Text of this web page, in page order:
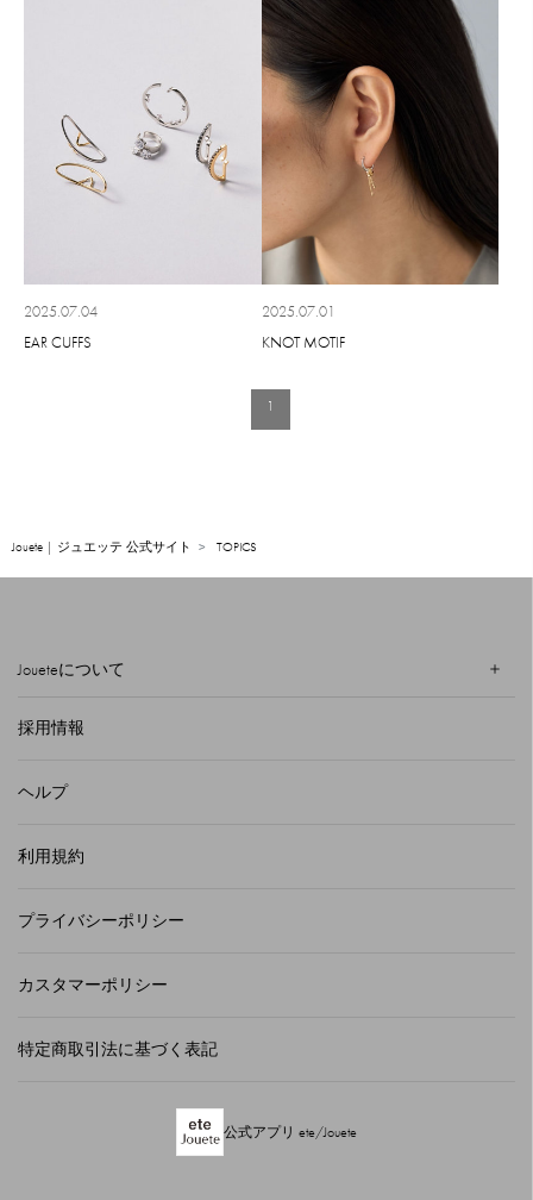
2025.07.04
EAR CUFFS
2025.07.01
KNOT MOTIF
1
Jouete | ジュエッテ 公式サイト TOPICS
Joueteについて
採用情報
ヘルプ
利用規約
プライバシーポリシー
カスタマーポリシー
特定商取引法に基づく表記
公式アプリ ete/Jouete